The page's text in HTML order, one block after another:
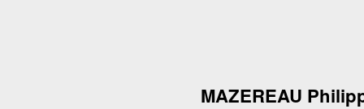
MAZEREAU